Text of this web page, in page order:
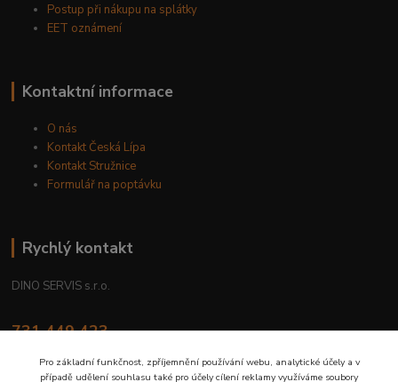
Postup při nákupu na splátky
EET oznámení
Kontaktní informace
O nás
Kontakt Česká Lípa
Kontakt Stružnice
Formulář na poptávku
Rychlý kontakt
DINO SERVIS s.r.o.
731 449 423
Pro základní funkčnost, zpříjemnění používání webu, analytické účely a v
případě udělení souhlasu také pro účely cílení reklamy využíváme soubory